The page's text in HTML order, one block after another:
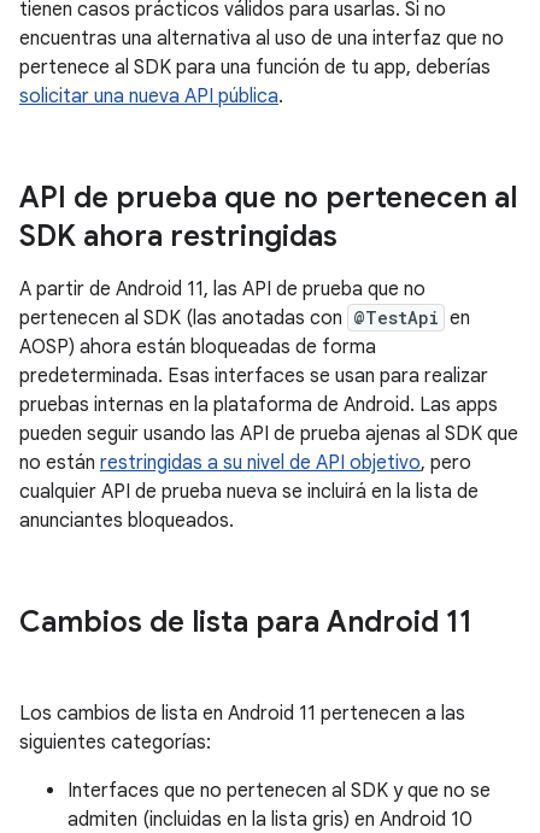
tienen casos prácticos válidos para usarlas. Si no
encuentras una alternativa al uso de una interfaz que no
pertenece al SDK para una función de tu app, deberías
solicitar una nueva API pública.
API de prueba que no pertenecen al
SDK ahora restringidas
A partir de Android 11, las API de prueba que no
pertenecen al SDK (las anotadas con @TestApi en
AOSP) ahora están bloqueadas de forma
predeterminada. Esas interfaces se usan para realizar
pruebas internas en la plataforma de Android. Las apps
pueden seguir usando las API de prueba ajenas al SDK que
no están restringidas a su nivel de API objetivo, pero
cualquier API de prueba nueva se incluirá en la lista de
anunciantes bloqueados.
Cambios de lista para Android 11
Los cambios de lista en Android 11 pertenecen a las
siguientes categorías:
Interfaces que no pertenecen al SDK y que no se
admiten (incluidas en la lista gris) en Android 10